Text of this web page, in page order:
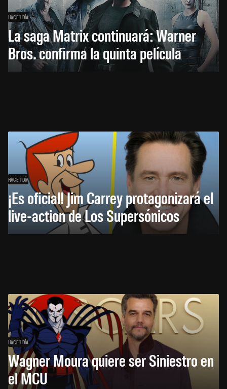
HACE 1 DÍA
La saga Matrix continuará: Warner
Bros. confirma la quinta película
HACE 1 DÍA
¡Es oficial! Jim Carrey protagonizará el
live-action de Los Supersónicos
HACE 1 DÍA
Wagner Moura quiere ser Siniestro en
el MCU